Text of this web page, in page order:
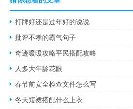
打牌好还是过年好的说说
批评不孝的霸气句子
奇迹暖暖攻略平民搭配攻略
人多大年龄花眼
春节前安全检查文件怎么写
冬天短裙搭配什么上衣